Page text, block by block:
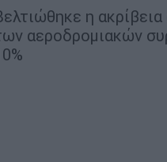
η
αεροδρομιακών